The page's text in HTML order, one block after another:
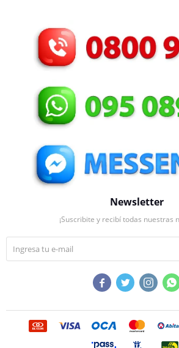
Newsletter
¡Suscribite y recibí todas nuestras
   